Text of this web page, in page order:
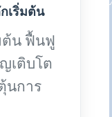
เริ่มต้น
ต้น ฟื้นฟู
เติบโต
นการ